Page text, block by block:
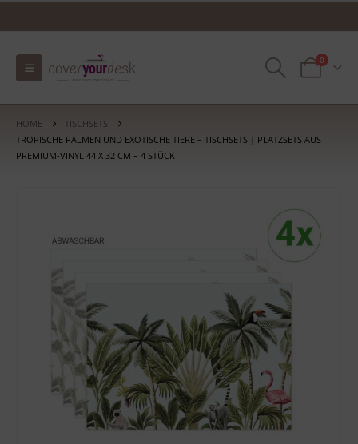
0
HOME
TISCHSETS
TROPISCHE PALMEN UND EXOTISCHE TIERE – TISCHSETS | PLATZSETS AUS
PREMIUM-VINYL 44 X 32 CM – 4 STÜCK